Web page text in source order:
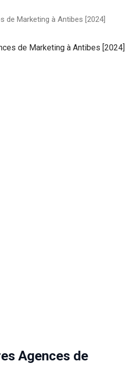
de Marketing à Antibes [2024]
Agences de